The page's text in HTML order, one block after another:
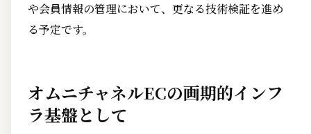
や会員情報の管理において、更なる技術検証を進め
る予定です。
オムニチャネルECの画期的インフ
ラ基盤として